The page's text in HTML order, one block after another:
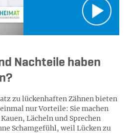
Nachteile haben
zu lückenhaften Zähnen bieten
nur Vorteile: Sie machen
Lächeln und Sprechen
Schamgefühl, weil Lücken zu